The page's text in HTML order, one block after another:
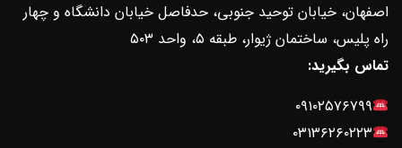
اصفهان، خیابان توحید جنوبی، حدفاصل خیابان دانشگاه و چهار
راه پلیس، ساختمان ژیوار، طبقه ۵، واحد ۵۰۳
تماس بگیرید:
۰۹۱۰۲۵۷۶۷۹۹
۰۳۱۳۶۲۶۰۲۲۳